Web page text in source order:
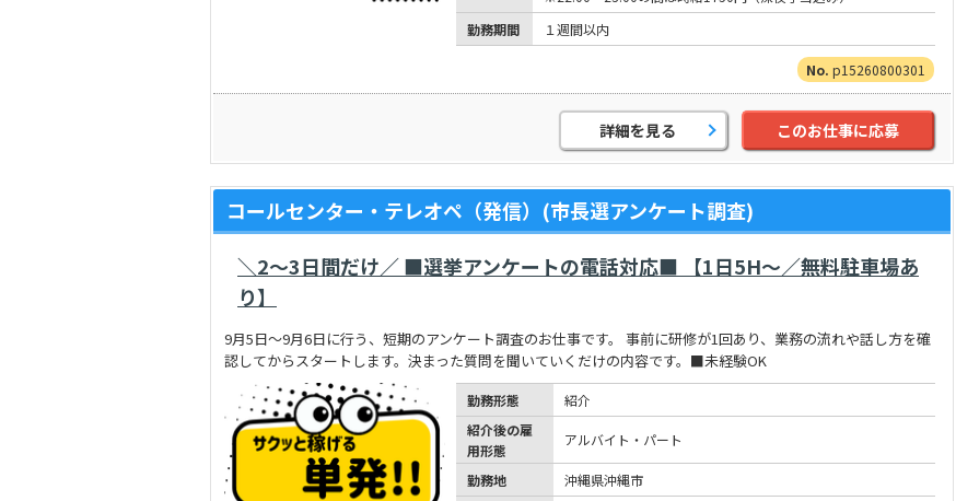
勤務期間
１週間以内
p15260800301
詳細を見る このお仕事に応募
コールセンター・テレオペ（発信）(市長選アンケート調査)
＼2～3日間だけ／ ■選挙アンケートの電話対応■ 【1日5H～／無料駐車場あ
り】
9月5日～9月6日に行う、短期のアンケート調査のお仕事です。 事前に研修が1回あり、業務の流れや話し方を確
認してからスタートします。決まった質問を聞いていくだけの内容です。■未経験OK
勤務形態
紹介
紹介後の雇
用形態
アルバイト・パート
勤務地 沖縄県沖縄市